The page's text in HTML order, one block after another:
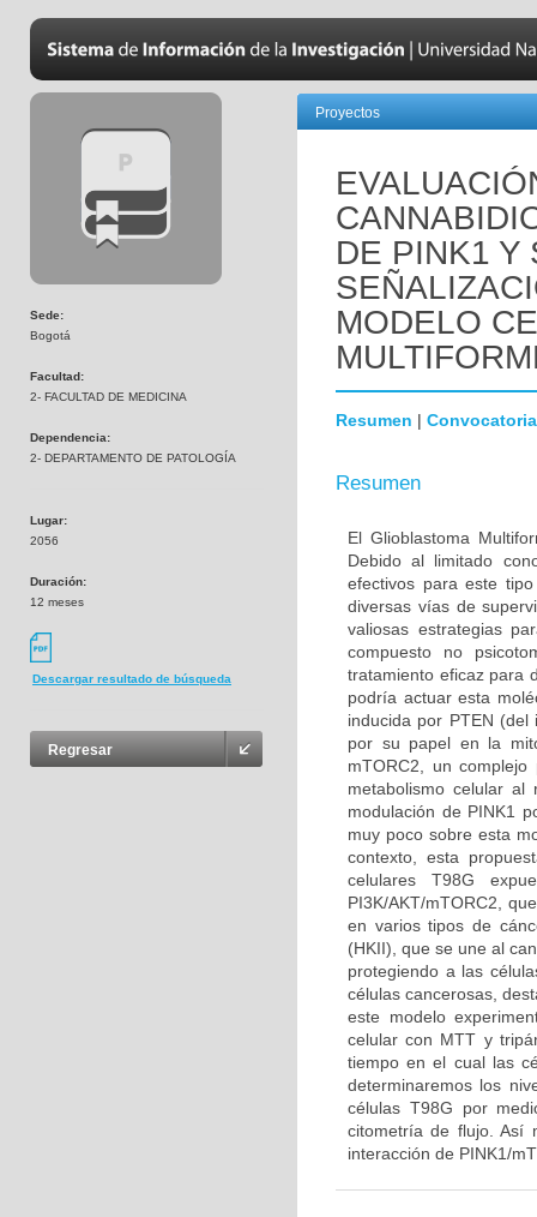
Sede:
Bogotá
Facultad:
2- FACULTAD DE MEDICINA
Dependencia:
2- DEPARTAMENTO DE PATOLOGÍA
Lugar:
2056
Duración:
12 meses
Descargar resultado de búsqueda
Regresar
Proyectos
DE PINK1 Y
MODELO
Resumen | Convocatoria
Resumen
El Glioblastoma
Debido al limitado
efectivos para este
diversas vías de
valiosas estrategias
compuesto no
tratamiento eficaz para
podría actuar esta
inducida por PTEN
por su papel en la
mTORC2, un
metabolismo celular
modulación de PINK1
muy poco sobre esta
contexto, esta
celulares T98G
PI3K/AKT/mTORC2,
en varios tipos de
(HKII), que se une al
protegiendo a las
células cancerosas,
este modelo
celular con MTT y
tiempo en el cual las
determinaremos los
células T98G por
citometría de flujo. Así
interacción de PINK1/